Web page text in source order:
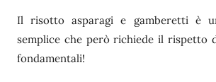
Il risotto asparagi e gamberetti è
semplice che però richiede il rispetto
fondamentali!